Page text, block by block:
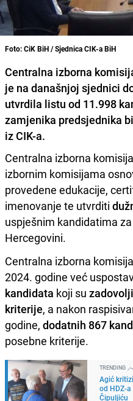
Foto: CiK BiH / Sjednica CIK-a BiH
Centralna izborna
je na današnjoj sjednici
utvrdila listu od 11.998
zamjenika predsjednika
iz CIK-a.
Centralna izborna
izbornim komisijama
provedene edukacije,
imenovanje te utvrditi
uspješnim kandidatima
Hercegovini.
Centralna izborna
2024. godine već
kandidata koji su
kriterije, a nakon
godine, dodatnih 867
posebne kriterije.
TRENDING
Agić
od HDZ-
Čipuljiću